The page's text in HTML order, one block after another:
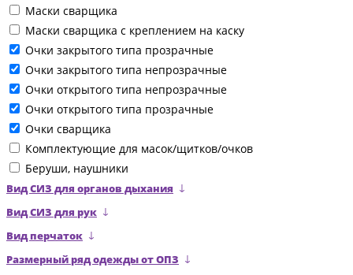
Маски сварщика
Маски сварщика с креплением на каску
Очки закрытого типа прозрачные
Очки закрытого типа непрозрачные
Очки открытого типа непрозрачные
Очки открытого типа прозрачные
Очки сварщика
Комплектующие для масок/щитков/очков
Беруши, наушники
Вид СИЗ для органов дыхания
Вид СИЗ для рук
Вид перчаток
Размерный ряд одежды от ОПЗ